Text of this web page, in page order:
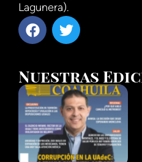
Lagunera).
Nuestras